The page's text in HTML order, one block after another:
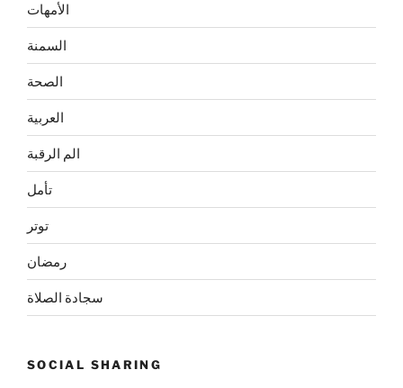
الأمهات
السمنة
الصحة
العربية
الم الرقبة
تأمل
توتر
رمضان
سجادة الصلاة
SOCIAL SHARING